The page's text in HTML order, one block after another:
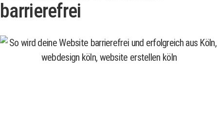
barrierefrei